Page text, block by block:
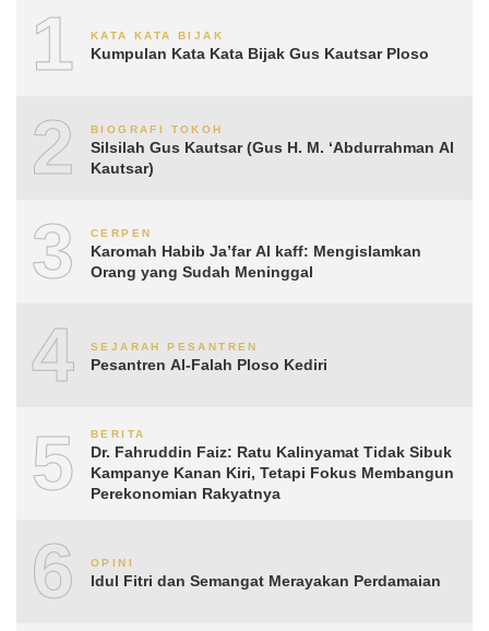
1 KATA KATA BIJAK
Kumpulan Kata Kata Bijak Gus Kautsar Ploso
2 BIOGRAFI TOKOH
Silsilah Gus Kautsar (Gus H. M. ‘Abdurrahman Al
Kautsar)
3 CERPEN
Karomah Habib Ja’far Al kaff: Mengislamkan
Orang yang Sudah Meninggal
4 SEJARAH PESANTREN
Pesantren Al-Falah Ploso Kediri
5 BERITA
Dr. Fahruddin Faiz: Ratu Kalinyamat Tidak Sibuk
Kampanye Kanan Kiri, Tetapi Fokus Membangun
Perekonomian Rakyatnya
6 OPINI
Idul Fitri dan Semangat Merayakan Perdamaian